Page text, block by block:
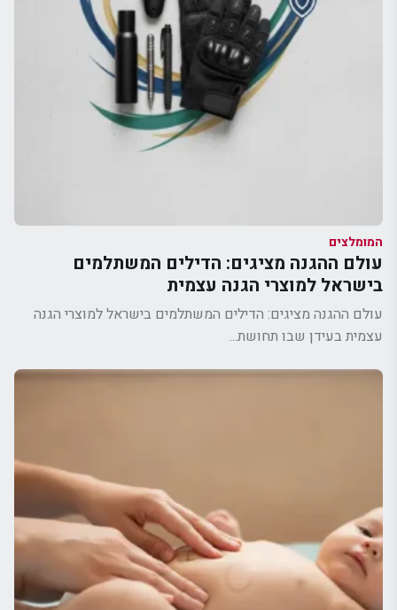
המומלצים
עולם ההגנה מציגים: הדילים המשתלמים
בישראל למוצרי הגנה עצמית
עולם ההגנה מציגים: הדילים המשתלמים בישראל למוצרי הגנה
עצמית בעידן שבו תחושת...